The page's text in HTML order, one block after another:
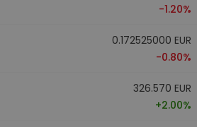
-1.20%
0.172525000 EUR
-0.80%
326.570 EUR
+2.00%